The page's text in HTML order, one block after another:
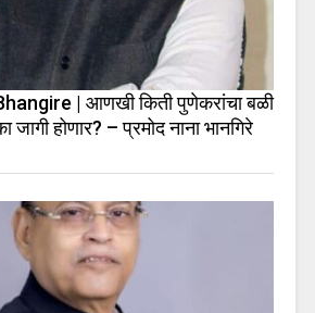
| आणखी किती पुणेकरांचा बळी
जागी होणार? – प्रमोद नाना भानगिरे